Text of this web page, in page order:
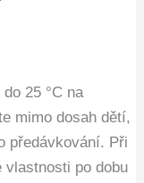
25 °C na
mimo dosah dětí,
předávkování. Při
po dobu